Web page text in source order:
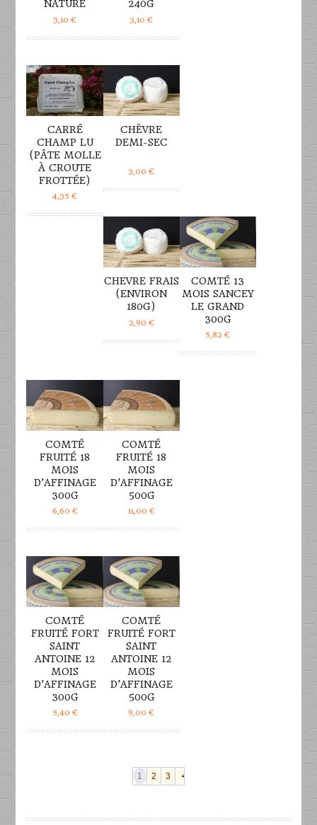
NATURE
3,10€
240G
3,10€
CARRÉ
CHAMP LU
(PÂTE MOLLE
À CROUTE
FROTTÉE)
4,35€
CHÈVRE
DEMI-SEC
3,00€
CHEVRE FRAIS
(ENVIRON
180G)
2,90 €
COMTÉ 13
MOIS SANCEY
LE GRAND
300G
5,82€
COMTÉ
FRUITÉ 18
MOIS
D’AFFINAGE
300G
6,60 €
COMTÉ
FRUITÉ 18
MOIS
D’AFFINAGE
500G
11,00 €
COMTÉ
FRUITÉ FORT
SAINT
ANTOINE 12
MOIS
D’AFFINAGE
300G
5,40 €
COMTÉ
FRUITÉ FORT
SAINT
ANTOINE 12
MOIS
D’AFFINAGE
500G
9,00€
1 2 3